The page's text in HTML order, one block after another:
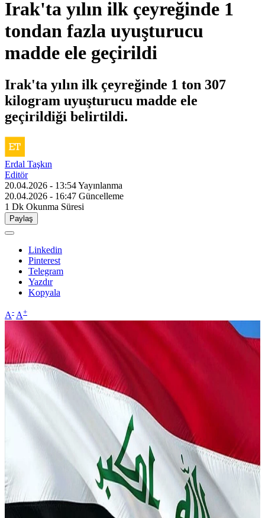
Irak'ta yılın ilk çeyreğinde 1
tondan fazla uyuşturucu
madde ele geçirildi
Irak'ta yılın ilk çeyreğinde 1 ton 307
kilogram uyuşturucu madde ele
geçirildiği belirtildi.
Erdal Taşkın
Editör
20.04.2026 - 13:54Yayınlanma
20.04.2026 - 16:47 Güncelleme
1 Dk Okunma Süresi
Paylaş
Linkedin
Pinterest
Telegram
Yazdır
Kopyala
A- A+